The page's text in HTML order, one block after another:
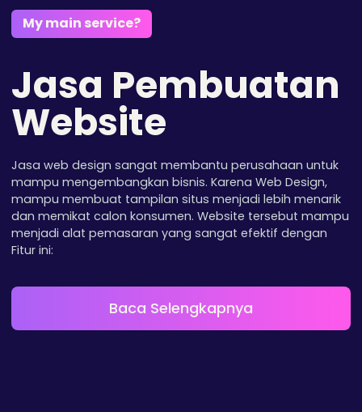
My main service?
Jasa Pembuatan
Website
Jasa web design sangat membantu perusahaan untuk
mampu mengembangkan bisnis. Karena Web Design,
mampu membuat tampilan situs menjadi lebih menarik
dan memikat calon konsumen. Website tersebut mampu
menjadi alat pemasaran yang sangat efektif dengan
Fitur ini:
Baca Selengkapnya